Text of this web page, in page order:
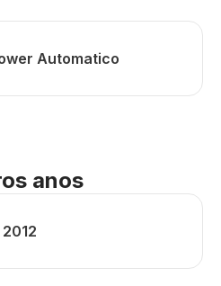
Automatico
anos
2012